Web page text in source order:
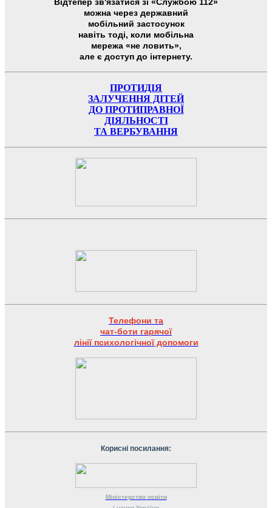
можна через державний
мобільний застосунок
навіть тоді, коли мобільна
мережа «не ловить»,
але є доступ до інтернету.
ПРОТИДІЯ
ЗАЛУЧЕННЯ ДІТЕЙ
ДО ПРОТИПРАВНОЇ
ДІЯЛЬНОСТІ
ТА ВЕРБУВАННЯ
Телефони та
чат-боти гарячої
лінії психологічної допомоги
Корисні посилання:
Міністерство освіти